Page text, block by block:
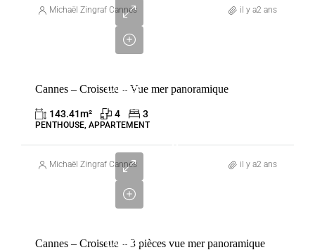
Michaël Zingraf Cannes il y a2 ans
CANNES
FRANCE
Cannes – Croisette – Vue mer panoramique
143.41m² 4 3
PENTHOUSE, APPARTEMENT
Michaël Zingraf Cannes il y a2 ans
CANNES
3
Cannes – Croisette – 3 pièces vue mer panoramique